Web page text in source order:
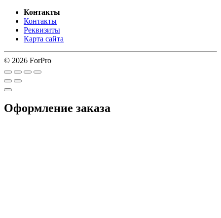
Контакты
Контакты
Реквизиты
Карта сайта
© 2026 ForPro
Оформление заказа